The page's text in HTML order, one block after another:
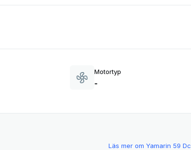
Motortyp
-
Läs mer omYamarin 59 Dc